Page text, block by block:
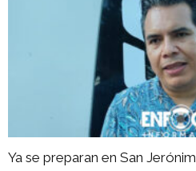
Ya se preparan en San